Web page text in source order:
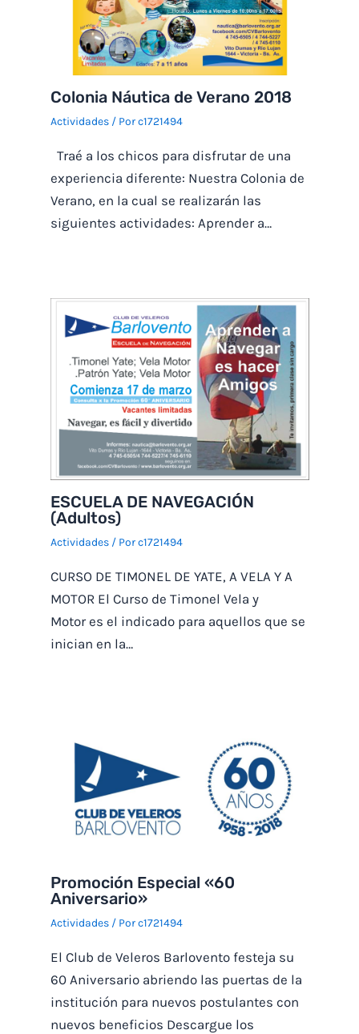
Colonia Náutica de Verano 2018
Actividades/ Porc1721494
Traé a los chicos para disfrutar de una
experiencia diferente: Nuestra Colonia de
Verano, en la cual se realizarán las
siguientes actividades: Aprender a…
ESCUELA DE NAVEGACIÓN
(Adultos)
Actividades/ Porc1721494
CURSO DE TIMONEL DE YATE, A VELA Y A
MOTOR El Curso de Timonel Vela y
Motor es el indicado para aquellos que se
inician en la…
Promoción Especial «60
Aniversario»
Actividades/ Porc1721494
El Club de Veleros Barlovento festeja su
60 Aniversario abriendo las puertas de la
institución para nuevos postulantes con
nuevos beneficios Descargue los